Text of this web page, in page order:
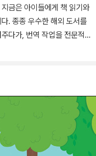
금은 아이들에게 책 읽기와
. 종종 우수한 해외 도서를
다가, 번역 작업을 전문적